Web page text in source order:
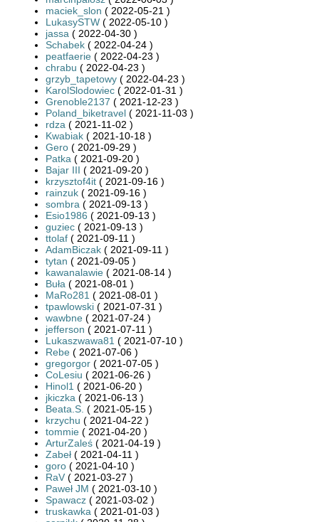
maciek_slon ( 2022-05-21 )
LukasySTW ( 2022-05-10 )
jassa ( 2022-04-30 )
Schabek ( 2022-04-24 )
peatfaerie ( 2022-04-23 )
chrabu ( 2022-04-23 )
grzyb_tapetowy ( 2022-04-23 )
KarolSlodowiec ( 2022-01-31 )
Grenoble2137 ( 2021-12-23 )
Poland_biketravel ( 2021-11-03 )
rdza ( 2021-11-02 )
Kwabiak ( 2021-10-18 )
Gero ( 2021-09-29 )
Patka ( 2021-09-20 )
Bajar III ( 2021-09-20 )
krzysztof4it ( 2021-09-16 )
rainzuk ( 2021-09-16 )
sombra ( 2021-09-13 )
Esio1986 ( 2021-09-13 )
guziec ( 2021-09-13 )
ttolaf ( 2021-09-11 )
AdamBiczak ( 2021-09-11 )
tytan ( 2021-09-05 )
kawanalawie ( 2021-08-14 )
Buła ( 2021-08-01 )
MaRo281 ( 2021-08-01 )
tpawlowski ( 2021-07-31 )
wawbne ( 2021-07-24 )
jefferson ( 2021-07-11 )
Lukaszwawa81 ( 2021-07-10 )
Rebe ( 2021-07-06 )
gregorgor ( 2021-07-05 )
CoLesiu ( 2021-06-26 )
Hinol1 ( 2021-06-20 )
jkiczka ( 2021-06-13 )
Beata.S. ( 2021-05-15 )
krzychu ( 2021-04-22 )
tommie ( 2021-04-20 )
ArturZaleś ( 2021-04-19 )
Zabeł ( 2021-04-11 )
goro ( 2021-04-10 )
RaV ( 2021-03-27 )
Paweł JM ( 2021-03-10 )
Spawacz ( 2021-03-02 )
truskawka ( 2021-01-03 )